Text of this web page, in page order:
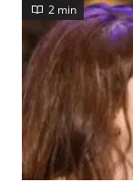
2 min